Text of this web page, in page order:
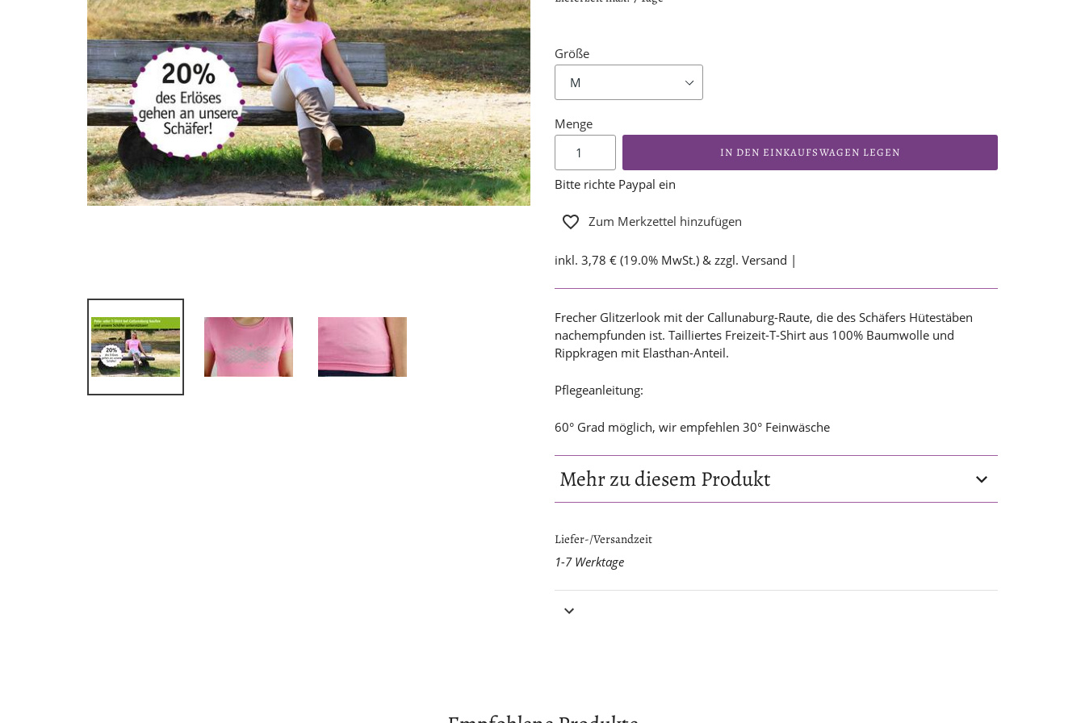
Größe
Menge
IN DEN EINKAUFSWAGEN LEGEN
Bitte richte Paypal ein
Zum Merkzettel hinzufügen
inkl. 3,78 € (19.0% MwSt.) & zzgl. Versand |
Frecher Glitzerlook mit der Callunaburg-Raute, die des Schäfers Hütestäben
nachempfunden ist. Tailliertes Freizeit-T-Shirt aus 100% Baumwolle und
Rippkragen mit Elasthan-Anteil.
Pflegeanleitung:
60° Grad möglich, wir empfehlen 30° Feinwäsche
Mehr zu diesem Produkt
Liefer-/Versandzeit
1-7 Werktage